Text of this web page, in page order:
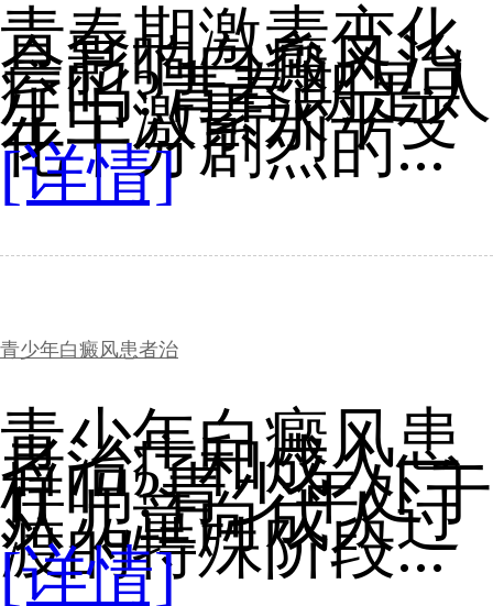
青春期激素变化
会影响白癜风治
疗吗?青春期是人
生中激素水平变
化十分剧烈的...
[详情]
青少年白癜风患者治
青少年白癜风患
者治疗和成人一
样吗?青少年处于
从儿童向成人过
渡的特殊阶段...
[详情]